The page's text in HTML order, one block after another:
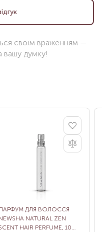
своїм враженням —
вашу думку!
ДЛЯ ВОЛОССЯ
NATURAL ZEN
HAIR PERFUME, 10